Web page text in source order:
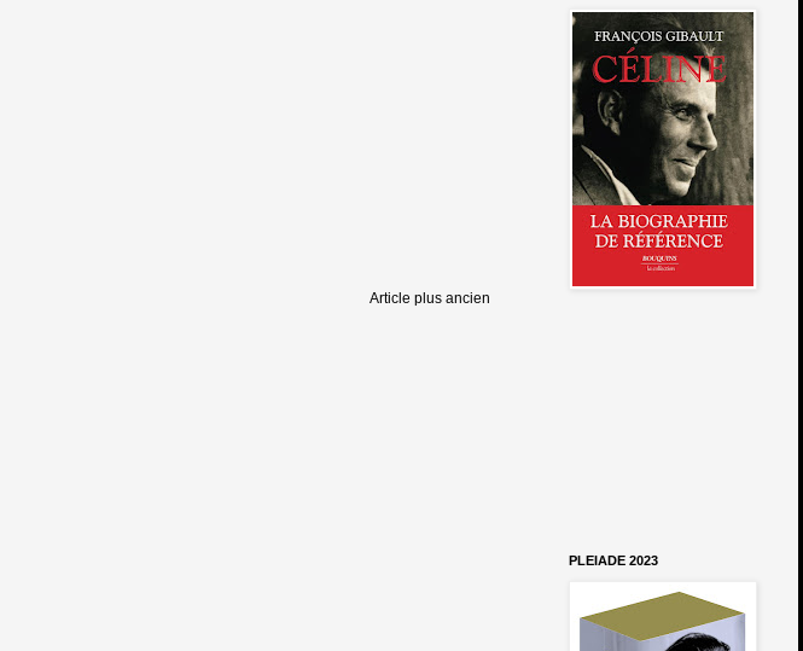
Article plus ancien
PLEIADE 2023